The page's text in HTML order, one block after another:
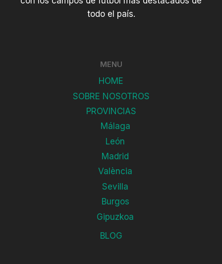
todo el país.
MENU
HOME
SOBRE NOSOTROS
PROVINCIAS
Málaga
León
Madrid
València
Sevilla
Burgos
Gipuzkoa
BLOG